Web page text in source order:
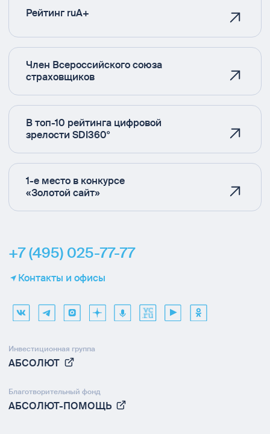
Рейтинг ruA+
Член Всероссийского союза
страховщиков
В топ-10 рейтинга цифровой
зрелости SDI360°
1-е место в конкурсе
«Золотой сайт»
+7 (495) 025-77-77
Контакты и офисы
Инвестиционная группа
АБСОЛЮТ
Благотворительный фонд
АБСОЛЮТ-ПОМОЩЬ